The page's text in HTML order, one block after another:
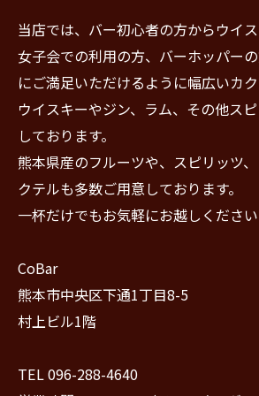
当店では、バー初心者の方からウイス
女子会での利用の方、バーホッパー
にご満足いただけるように幅広いカ
ウイスキーやジン、ラム、その他ス
しております。
熊本県産のフルーツや、スピリッツ
クテルも多数ご用意しております。
一杯だけでもお気軽にお越しください
CoBar
熊本市中央区下通1丁目8-5
村上ビル1階
TEL 096-288-4640